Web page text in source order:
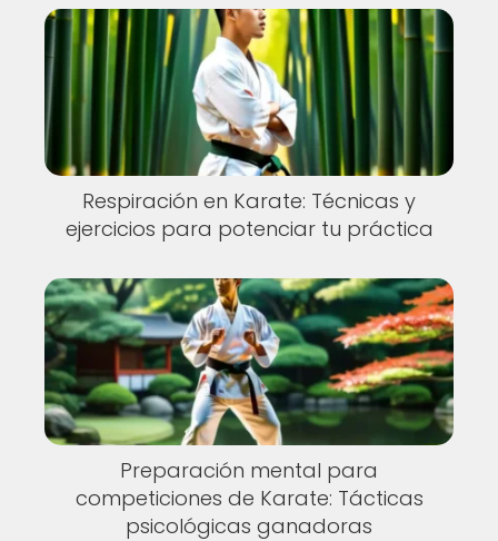
Respiración en Karate: Técnicas y
ejercicios para potenciar tu práctica
Preparación mental para
competiciones de Karate: Tácticas
psicológicas ganadoras